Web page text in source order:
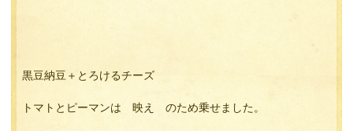
黒豆納豆＋とろけるチーズ
トマトとピーマンは 映え のため乗せました。